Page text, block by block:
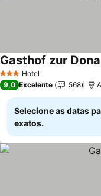
3 EstrelasHotel
Gasthof zur
9,0 Excelente 568
Selecione as datas
exatos.